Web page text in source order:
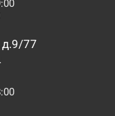
д.9/77